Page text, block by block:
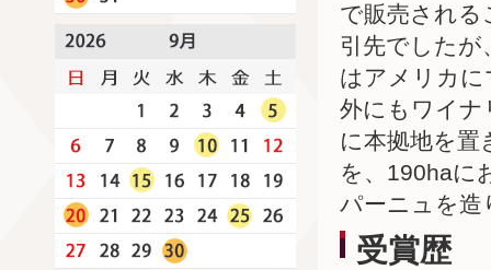
で販売される
引先でしたが
はアメリカに
外にもワイナ
に本拠地を置
を、190haに
パーニュを造
受賞歴